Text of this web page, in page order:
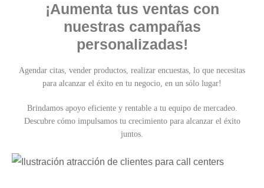
¡Aumenta tus ventas con
nuestras campañas
personalizadas!
Agendar citas, vender productos, realizar encuestas, lo que necesitas
para alcanzar el éxito en tu negocio, en un sólo lugar!
Brindamos apoyo eficiente y rentable a tu equipo de mercadeo.
Descubre cómo impulsamos tu crecimiento para alcanzar el éxito
juntos.